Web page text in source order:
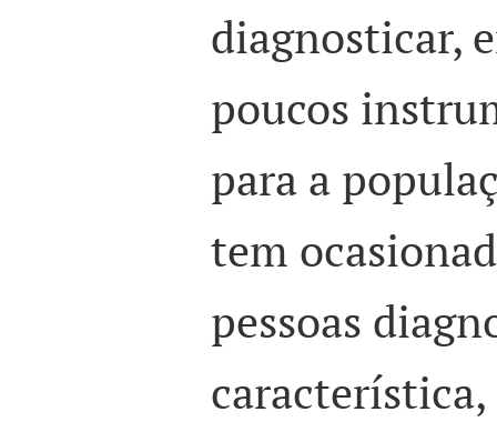
diagnosticar,
poucos
para a
tem
pessoas